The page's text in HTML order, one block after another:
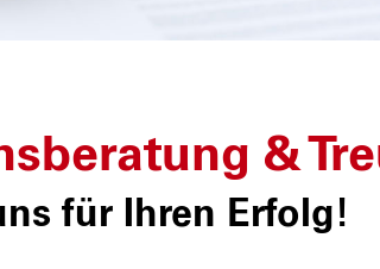
&
für Ihren Erfolg!